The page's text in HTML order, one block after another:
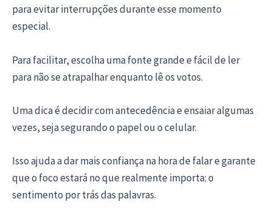
para evitar interrupções durante esse momento
especial.
Para facilitar, escolha uma fonte grande e fácil de ler
para não se atrapalhar enquanto lê os votos.
Uma dica é decidir com antecedência e ensaiar algumas
vezes, seja segurando o papel ou o celular.
Isso ajuda a dar mais confiança na hora de falar e garante
que o foco estará no que realmente importa: o
sentimento por trás das palavras.